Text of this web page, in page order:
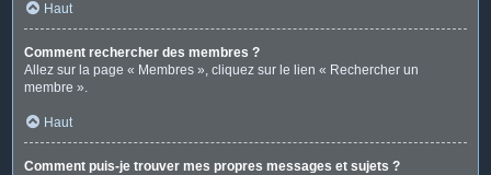
Haut
Comment rechercher des membres ?
Allez sur la page « Membres », cliquez sur le lien « Rechercher un
membre ».
Haut
Comment puis-je trouver mes propres messages et sujets ?